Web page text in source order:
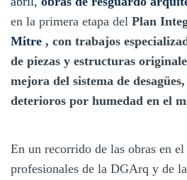
en la primera etapa del Plan
Mitre , con trabajos
de piezas y estructuras
mejora del sistema de
deterioros por humedad en el
En un recorrido de las obras en
profesionales de la DGArq y de